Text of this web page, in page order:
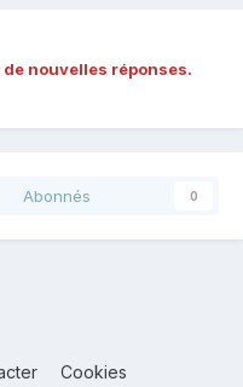
nouvelles réponses.
Abonnés 0
Cookies